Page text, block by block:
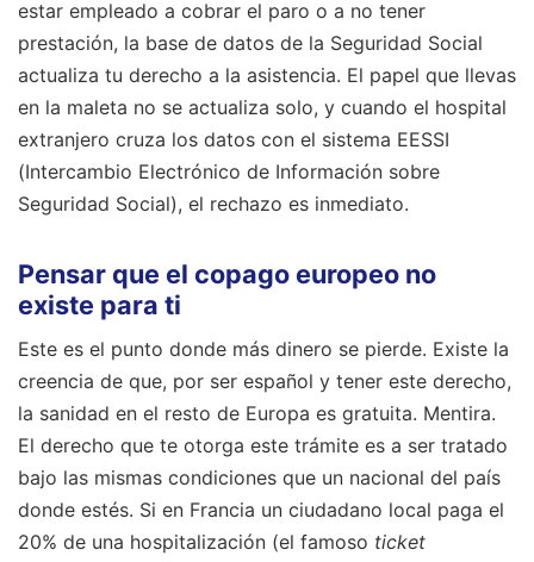
estar empleado a cobrar el paro o a no tener
prestación, la base de datos de la Seguridad Social
actualiza tu derecho a la asistencia. El papel que llevas
en la maleta no se actualiza solo, y cuando el hospital
extranjero cruza los datos con el sistema EESSI
(Intercambio Electrónico de Información sobre
Seguridad Social), el rechazo es inmediato.
Pensar que el copago europeo no
existe para ti
Este es el punto donde más dinero se pierde. Existe la
creencia de que, por ser español y tener este derecho,
la sanidad en el resto de Europa es gratuita. Mentira.
El derecho que te otorga este trámite es a ser tratado
bajo las mismas condiciones que un nacional del país
donde estés. Si en Francia un ciudadano local paga el
20% de una hospitalización (el famoso ticket